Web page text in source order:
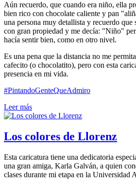
Aún recuerdo, que cuando era niño, ella
bien rico con chocolate caliente y pan
una persona muy detallista y recuerdo que
con gran propiedad y me decía: "Niño"
hacía sentir bien, como en otro nivel.
Es una pena que la distancia no me
cafecito (o chocolatito), pero con esta
presencia en mi vida.
#PintandoGenteQueAdmiro
Leer más
Los colores de Llorenz
Esta caricatura tiene una dedicatoria
una gran amiga, Karla Galván, a quien
clases durante mi etapa en la Universidad